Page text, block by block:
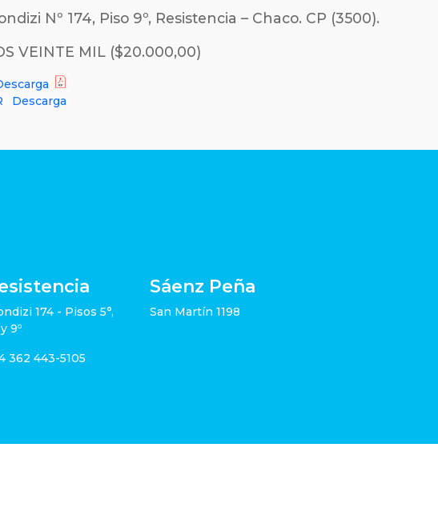
Nº 174, Piso 9º, Resistencia – Chaco. CP (3500).
VEINTE MIL ($20.000,00)
Descarga
174 - Pisos 5°,
9º
362 443-5105
Sáenz Peña
San Martín 1198